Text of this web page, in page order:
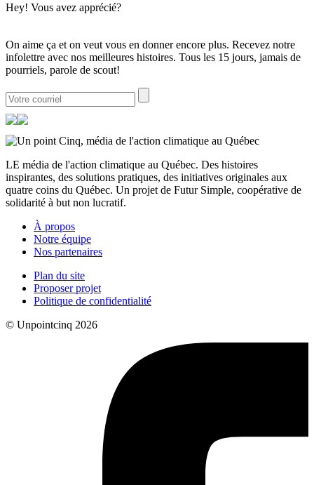
Hey! Vous avez apprécié?
On aime ça et on veut vous en donner encore plus. Recevez notre
infolettre avec nos meilleures histoires. Tous les 15 jours, jamais de
pourriels, parole de scout!
LE média de l'action climatique au Québec. Des histoires
inspirantes, des solutions pratiques, des initiatives originales aux
quatre coins du Québec. Un projet de Futur Simple, coopérative de
solidarité à but non lucratif.
À propos
Notre équipe
Nos partenaires
Plan du site
Proposer projet
Politique de confidentialité
© Unpointcinq 2026